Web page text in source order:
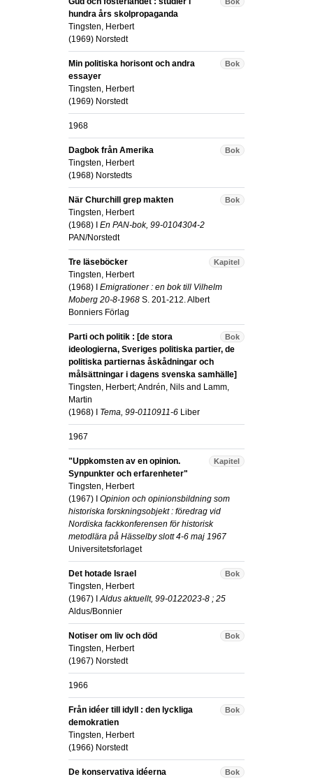
hundra års skolpropaganda
Tingsten, Herbert
(1969) Norstedt
Bok
Min politiska horisont och andra
essayer
Tingsten, Herbert
(1969) Norstedt
1968
Bok
Dagbok från Amerika
Tingsten, Herbert
(1968) Norstedts
Bok
När Churchill grep makten
Tingsten, Herbert
(1968) I En PAN-bok, 99-0104304-2
PAN/Norstedt
Kapitel
Tre läseböcker
Tingsten, Herbert
(1968) I Emigrationer : en bok till Vilhelm
Moberg 20-8-1968 S. 201-212.Albert
Bonniers Förlag
Bok
Parti och politik : [de stora
ideologierna, Sveriges politiska partier, de
politiska partiernas åskådningar och
målsättningar i dagens svenska samhälle]
Tingsten, Herbert;Andrén, Nils and Lamm,
Martin
(1968) I Tema, 99-0110911-6 Liber
1967
Kapitel
"Uppkomsten av en opinion.
Synpunkter och erfarenheter"
Tingsten, Herbert
(1967) I Opinion och opinionsbildning som
historiska forskningsobjekt : föredrag vid
Nordiska fackkonferensen för historisk
metodlära på Hässelby slott 4-6 maj 1967
Universitetsforlaget
Bok
Det hotade Israel
Tingsten, Herbert
(1967) IAldus aktuellt, 99-0122023-8 ; 25
Aldus/Bonnier
Bok
Notiser om liv och död
Tingsten, Herbert
(1967) Norstedt
1966
Bok
Från idéer till idyll : den lyckliga
demokratien
Tingsten, Herbert
(1966) Norstedt
Bok
De konservativa idéerna